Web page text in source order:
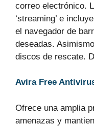
correo electrónico.
‘streaming’ e
el navegador de
deseadas.
discos de rescate.
Avira Free
Ofrece una amplia
amenazas y